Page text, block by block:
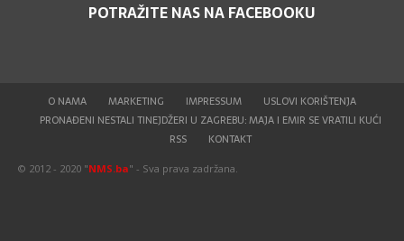
POTRAŽITE NAS NA FACEBOOKU
O NAMA MARKETING IMPRESSUM
USLOVI KORIŠTENJA
PRONAĐENI NESTALI TINEJDŽERI U ZAGREBU: MAJA I EMIR SE VRATILI KUĆI
RSS
KONTAKT
© 2012 - 2020 "NMS.ba" - Sva prava zadržana.